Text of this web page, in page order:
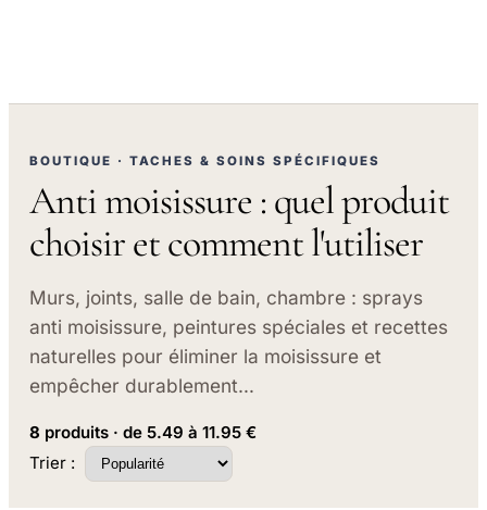
BOUTIQUE · TACHES & SOINS SPÉCIFIQUES
Anti moisissure : quel produit
choisir et comment l'utiliser
Murs, joints, salle de bain, chambre : sprays
anti moisissure, peintures spéciales et recettes
naturelles pour éliminer la moisissure et
empêcher durablement…
8 produits · de 5.49 à 11.95 €
Trier :